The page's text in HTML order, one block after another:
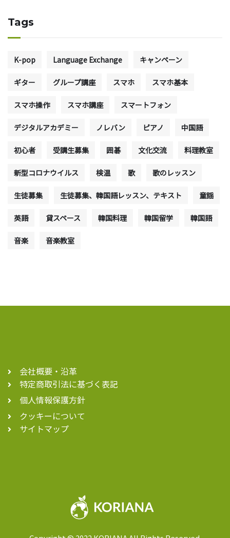
Tags
K-pop Language Exchange キャンペーン
ギター グループ講座 スマホ スマホ基本
スマホ操作 スマホ講座 スマートフォン
デジタルアカデミー ノレバン ピアノ 中国語
初心者 受講生募集 囲碁 文化交流 料理教室
新型コロナウイルス 検温 歌 歌のレッスン
生徒募集 生徒募集、韓国語レッスン、テキスト 童謡
英語 貸スペース 韓国料理 韓国留学 韓国語
音楽 音楽教室
会社概要・沿革
特定商取引法に基づく表記
個人情報保護方針
クッキーについて
サイトマップ